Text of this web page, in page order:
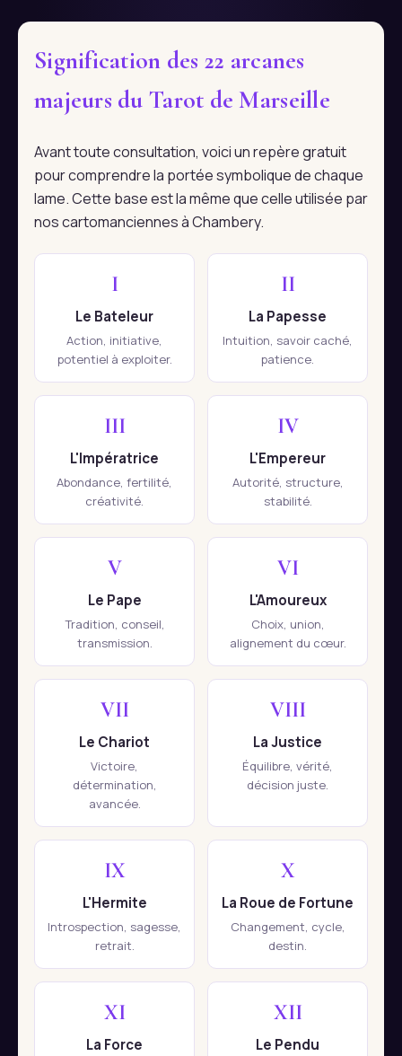
Signification des 22 arcanes
majeurs du Tarot de Marseille
Avant toute consultation, voici un repère gratuit
pour comprendre la portée symbolique de chaque
lame. Cette base est la même que celle utilisée par
nos cartomanciennes à Chambery.
I
Le Bateleur
Action, initiative,
potentiel à exploiter.
II
La Papesse
Intuition, savoir caché,
patience.
III
L'Impératrice
Abondance, fertilité,
créativité.
IV
L'Empereur
Autorité, structure,
stabilité.
V
Le Pape
Tradition, conseil,
transmission.
VI
L'Amoureux
Choix, union,
alignement du cœur.
VII
Le Chariot
Victoire,
détermination,
avancée.
VIII
La Justice
Équilibre, vérité,
décision juste.
IX
L'Hermite
Introspection, sagesse,
retrait.
X
La Roue de Fortune
Changement, cycle,
destin.
XI
La Force
XII
Le Pendu